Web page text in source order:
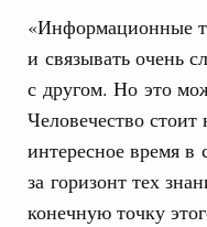
«Информационные
и связывать очень
с другом. Но это
Человечество
интересное время в
за горизонт тех
конечную точку
составе
В повестке заседания
числе
обеспечение
железнодорожных